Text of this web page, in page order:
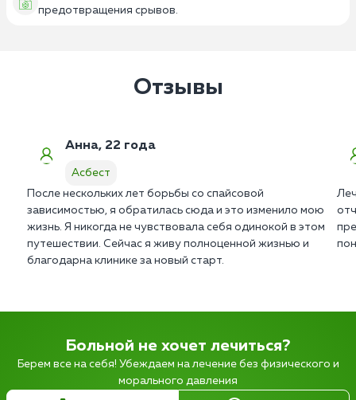
предотвращения срывов.
Отзывы
Анна, 22 года
Асбест
После нескольких лет борьбы со спайсовой
зависимостью, я обратилась сюда и это изменило мою
жизнь. Я никогда не чувствовала себя одинокой в этом
путешествии. Сейчас я живу полноценной жизнью и
благодарна клинике за новый старт.
Больной не хочет лечиться?
Берем все на себя! Убеждаем на лечение без физического и
морального давления